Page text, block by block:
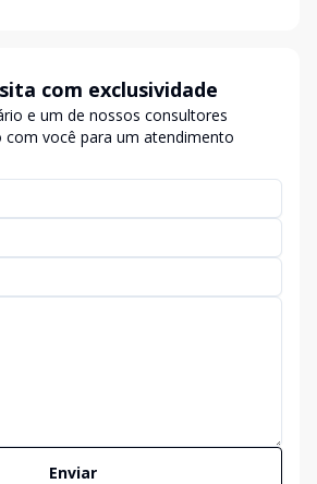
com exclusividade
e um de nossos consultores
você para um atendimento
Enviar